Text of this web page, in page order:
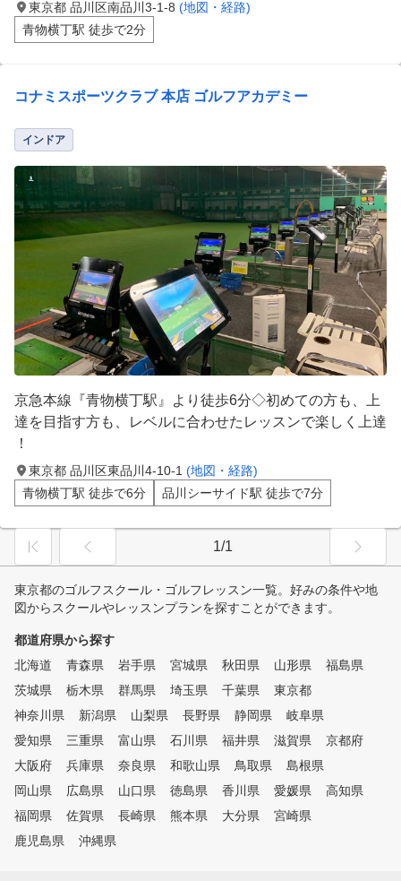
東京都 品川区南品川3-1-8 (地図・経路)
青物横丁駅 徒歩で2分
コナミスポーツクラブ 本店 ゴルフアカデミー
インドア
京急本線『青物横丁駅』より徒歩6分◇初めての方も、上
達を目指す方も、レベルに合わせたレッスンで楽しく上達
！
東京都 品川区東品川4-10-1 (地図・経路)
青物横丁駅 徒歩で6分
品川シーサイド駅 徒歩で7分
1/1
東京都のゴルフスクール・ゴルフレッスン一覧。好みの条件や地
図からスクールやレッスンプランを探すことができます。
都道府県から探す
北海道
青森県 岩手県 宮城県 秋田県 山形県
福島県
茨城県
栃木県 群馬県 埼玉県 千葉県
東京都
神奈川県
新潟県 山梨県 長野県 静岡県
岐阜県
愛知県
三重県 富山県 石川県 福井県 滋賀県
京都府
大阪府
兵庫県 奈良県 和歌山県 鳥取県
島根県
岡山県
広島県 山口県 徳島県 香川県 愛媛県
高知県
福岡県
佐賀県 長崎県 熊本県 大分県
宮崎県
鹿児島県
沖縄県